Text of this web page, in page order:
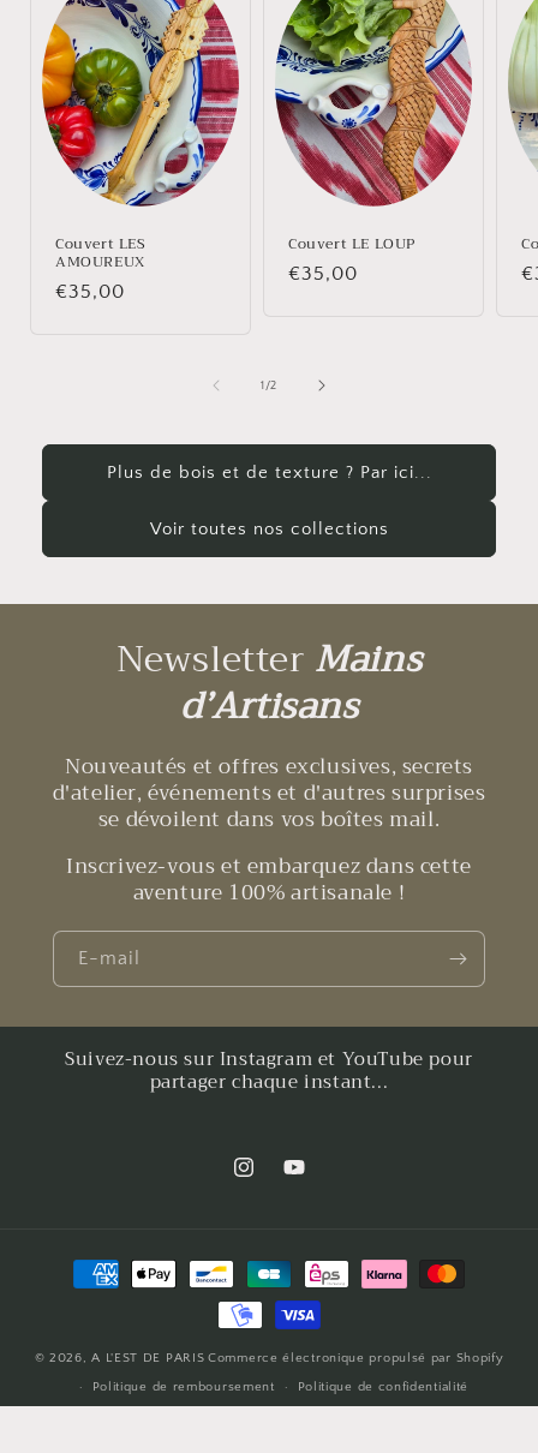
Couvert LES
AMOUREUX
Prix
€35,00
Couvert LE LOUP
Prix
€35,00
1 /de
2
Plus de bois et de texture ? Par ici...
Voir toutes nos collections
NewsletterMains
d’Artisans
Nouveautés et offres exclusives, secrets
d'atelier, événements et d'autres surprises
se dévoilent dans vos boîtes mail.
Inscrivez-vous et embarquez dans cette
aventure 100% artisanale !
E-mail
Suivez-nous sur Instagram et YouTube pour
partager chaque instant...
InstagramYouTube
Moyens
© 2026,A L'EST DE PARIS Commerce électronique propulsé par Shopify
Politique de remboursement
Politique de confidentialité